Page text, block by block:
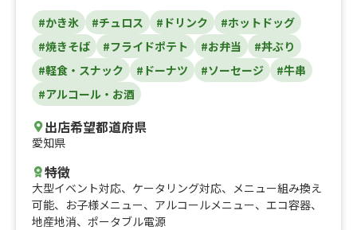
#かき氷 #チュロス #ドリンク
#ホットドッグ
#焼きそば
#フライドポテト #お弁当
#丼ぶり
#軽食・スナック
#ドーナツ #ソーセージ
#牛串
#アルコール・お酒
出店希望都道府県
愛知県
特徴
大型イベント対応、 ケータリング対応、
メニュー組み換え
可能、 お子様メニュー、 アルコールメニュー、 エコ容器、
地産地消、 ポータブル電源